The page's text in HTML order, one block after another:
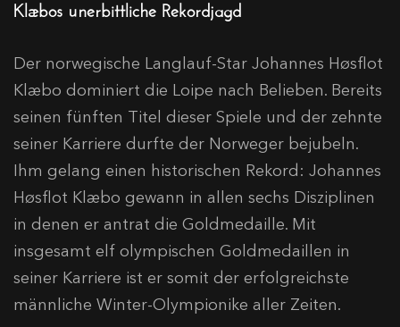
Klæbos unerbittliche Rekordjagd
Der norwegische Langlauf-Star Johannes Høsflot
Klæbo dominiert die Loipe nach Belieben. Bereits
seinen fünften Titel dieser Spiele und der zehnte
seiner Karriere durfte der Norweger bejubeln.
Ihm gelang einen historischen Rekord: Johannes
Høsflot Klæbo gewann in allen sechs Disziplinen
in denen er antrat die Goldmedaille. Mit
insgesamt elf olympischen Goldmedaillen in
seiner Karriere ist er somit der erfolgreichste
männliche Winter-Olympionike aller Zeiten.